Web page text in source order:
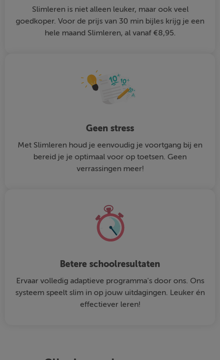
Slimleren is niet alleen leuker, maar ook veel
goedkoper. Voor de prijs van 30 min bijles krijg je een
hele maand Slimleren, al vanaf €8,95.
Geen stress
Met Slimleren houd je eenvoudig je voortgang bij en
bereid je je optimaal voor op toetsen. Geen
verrassingen meer!
Betere schoolresultaten
Ervaar volledig adaptieve programma's door ons. Ons
systeem speelt slim in op jouw uitdagingen. Leuker én
effectiever leren!